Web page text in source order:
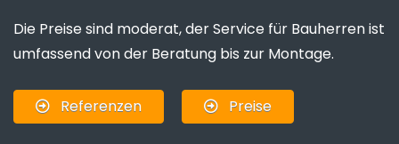
Die Preise sind moderat, der Service für Bauherren ist
umfassend von der Beratung bis zur Montage.
Referenzen Preise